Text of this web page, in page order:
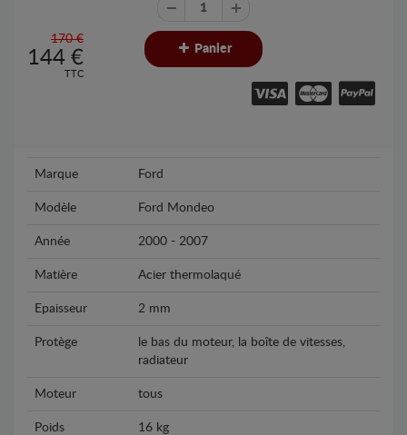
170 €
144 €
TTC
Panier
Marque Ford
Modèle Ford Mondeo
Année 2000 - 2007
Matière Acier thermolaqué
Epaisseur 2 mm
Protège
le bas du moteur, la boîte de vitesses,
radiateur
Moteur tous
Poids 16 kg